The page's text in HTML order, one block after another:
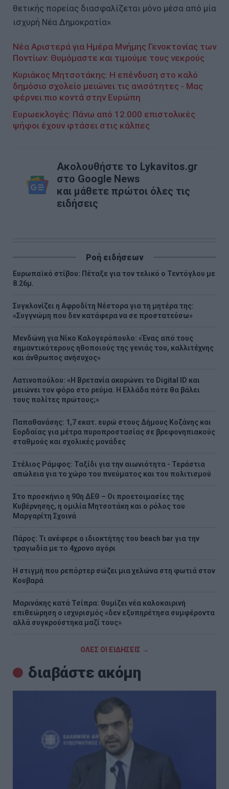
θετικής πορείας διασφαλίζεται μόνο μέσα από μία
ισχυρή Νέα Δημοκρατία».
Νέα Αριστερά για Ημέρα Μνήμης Γενοκτονίας των
Ποντίων: Θυμόμαστε και τιμούμε τους νεκρούς
Κυριάκος Μητσοτάκης: Η επένδυση στο καλό
δημόσιο σχολείο μειώνει τις ανισότητες - Μας
φέρνει πιο κοντά στην Ευρώπη
Ευρωεκλογές: Πάνω από 12.000 επιστολικές
ψήφοι έχουν φτάσει στις κάλπες
Ακολουθήστε το Lykavitos.gr
στο Google News
και μάθετε πρώτοι όλες τις
ειδήσεις
Ροή ειδήσεων
Ευρωπαϊκό στίβου: Πέταξε για τον τελικό ο Τεντόγλου με
8.26μ.
Συγκλονίζει η Αφροδίτη Νέστορα για τη μητέρα της:
«Συγγνώμη που δεν κατάφερα να σε προστατεύσω»
Μενδώνη για Νίκο Καλογερόπουλο: «Ένας από τους
σημαντικότερους ηθοποιούς της γενιάς του, καλλιτέχνης
και άνθρωπος ανήσυχος»
Λατινοπούλου: «H Βρετανία ακυρώνει το Digital ID και
μειώνει τον φόρο στο ρεύμα. Η Ελλάδα πότε θα βάλει
τους πολίτες πρώτους;»
Παπαθανάσης: 1,7 εκατ. ευρώ στους Δήμους Κοζάνης και
Εορδαίας για μέτρα πυροπροστασίας σε βρεφονηπιακούς
σταθμούς και σχολικές μονάδες
Στέλιος Ράμφος: Ταξίδι για την αιωνιότητα - Τεράστια
απώλεια για το χώρο του πνεύματος και του πολιτισμού
Στο προσκήνιο η 90η ΔΕΘ – Οι προετοιμασίες της
Κυβέρνησης, η ομιλία Μητσοτάκη και ο ρόλος του
Μαργαρίτη Σχοινά
Πάρος: Τι ανέφερε ο ιδιοκτήτης του beach bar για την
τραγωδία με το 4χρονο αγόρι
Η στιγμή που ρεπόρτερ σώζει μια χελώνα στη φωτιά στον
Κουβαρά
Μαρινάκης κατά Τσίπρα: Θυμίζει νέα καλοκαιρινή
επιθεώρηση ο ισχυρισμός «δεν εξυπηρέτησα συμφέροντα
αλλά συγκρούστηκα μαζί τους»
ΟΛΕΣ ΟΙ ΕΙΔΗΣΕΙΣ →
διαβάστε ακόμη